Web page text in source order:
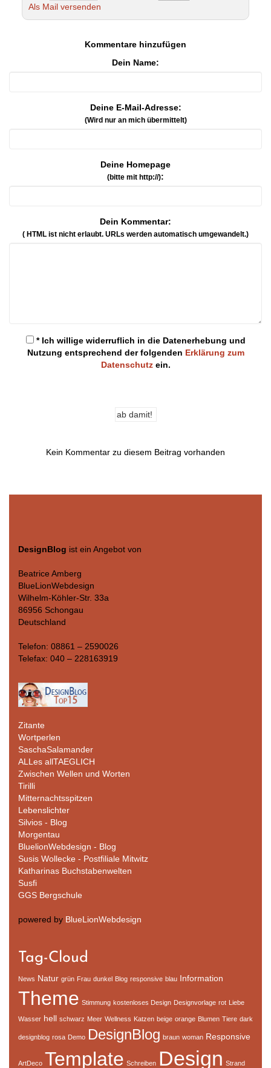
Als Mail versenden
Kommentare hinzufügen
Dein Name:
Deine E-Mail-Adresse:
(Wird nur an mich übermittelt)
Deine Homepage
(bitte mit http://):
Dein Kommentar:
( HTML ist nicht erlaubt. URLs werden automatisch umgewandelt.)
* Ich willige widerruflich in die Datenerhebung und
Nutzung entsprechend der folgenden Erklärung zum
Datenschutzein.
Kein Kommentar zu diesem Beitrag vorhanden
DesignBlog ist ein Angebot von
Beatrice Amberg
BlueLionWebdesign
Wilhelm-Köhler-Str. 33a
86956 Schongau
Deutschland
Telefon: 08861 – 2590026
Telefax: 040 – 228163919
Zitante
Wortperlen
SaschaSalamander
ALLes allTAEGLICH
Zwischen Wellen und Worten
Tirilli
Mitternachtsspitzen
Lebenslichter
Silvios - Blog
Morgentau
BluelionWebdesign - Blog
Susis Wollecke - Postfiliale Mitwitz
Katharinas Buchstabenwelten
Susfi
GGS Bergschule
powered by BlueLionWebdesign
Tag-Cloud
News Natur grün Frau dunkel Blog responsive blau Information
Theme Stimmung kostenloses Design Designvorlage rot Liebe
Wasser hell schwarz Meer Wellness Katzen beige orange Blumen Tiere dark
designblog rosa Demo DesignBlog braun woman Responsive
ArtDeco Template Schreiben Design Strand